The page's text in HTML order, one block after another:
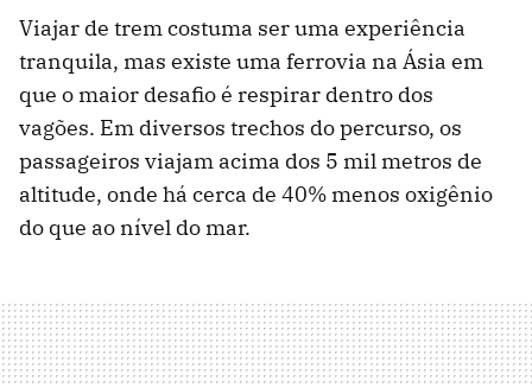
Viajar de trem costuma ser uma experiência
tranquila, mas existe uma ferrovia na Ásia em
que o maior desafio é respirar dentro dos
vagões. Em diversos trechos do percurso, os
passageiros viajam acima dos 5 mil metros de
altitude, onde há cerca de 40% menos oxigênio
do que ao nível do mar.